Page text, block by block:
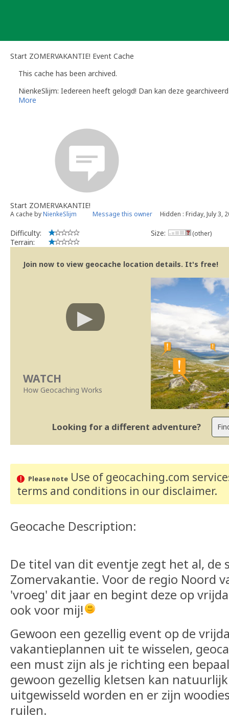
Start ZOMERVAKANTIE! Event Cache
This cache has been archived.
NienkeSlijm: Iedereen heeft gelogd! Dan kan deze
More
Start ZOMERVAKANTIE!
A cache byNienkeSlijm Message this owner Hidden : Friday, July 3,
Difficulty:
Terrain:
Size: (other)
Join now to view geocache location details. It's free!
WATCH
How Geocaching Works
Looking for a different adventure?
Please noteUse of geocaching.com
terms and conditions in our disclaimer.
Geocache Description:
De titel van dit eventje zegt het al, de
Zomervakantie. Voor de regio Noord
'vroeg' dit jaar en begint deze op
ook voor mij!
Gewoon een gezellig event op de
vakantieplannen uit te wisselen,
een must zijn als je richting een
gewoon gezellig kletsen kan
uitgewisseld worden en er zijn
ruilen.